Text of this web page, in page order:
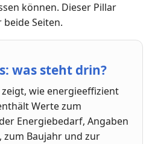
können. Dieser Pillar
Seiten.
was steht drin?
wie energieeffizient
Werte zum
Energiebedarf, Angaben
zum Baujahr und zur